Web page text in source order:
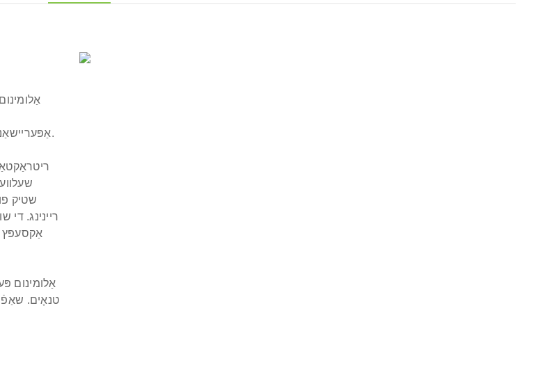
איז SUNC אַלומינום
אַפּעריישאַנאַל גלייזד פּאָליצע סיסטעם, וואָס איז דערווייַל בנימצא אין מאָדערן צייט.
ריינינג.די
אַקסעפּץ אַ
טנאָים. שאַפֿן